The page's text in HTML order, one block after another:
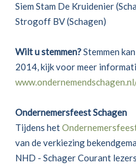
Siem Stam De Kruidenier
Strogoff BV (Schagen)
Wilt u stemmen?Stemmen
2014, kijk voor meer
Ondernemersfeest Schagen
Tijdens het
van de verkiezing
NHD - Schager Courant